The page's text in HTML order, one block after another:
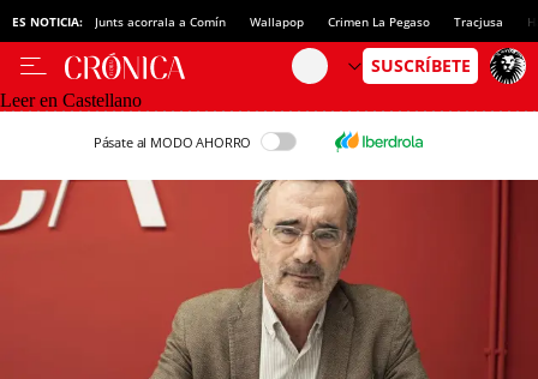
ES NOTICIA: Junts acorrala a Comín Wallapop Crimen La Pegaso Tracjusa
Leer en Castellano
Pásate al MODO AHORRO